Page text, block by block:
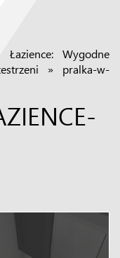
Wygodne
» pralka-w-